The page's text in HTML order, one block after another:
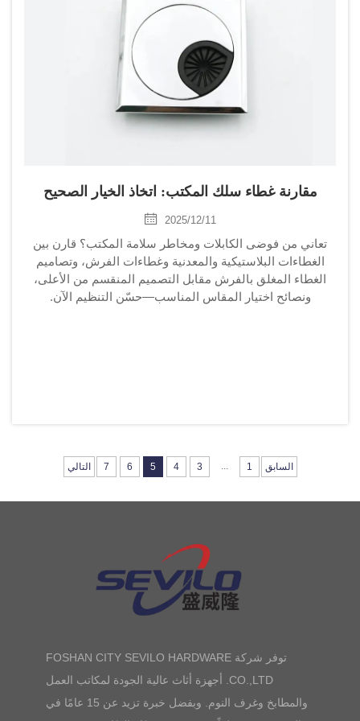
مقارنة غطاء سلك المكتب: اتخاذ الخيار الصحيح
2025/12/11
تعاني من فوضى الكابلات ومخاطر سلامة المكتب؟ قارن بين
الغطاءات البلاستيكية والمعدنية وغطاءات الفرش، وتصاميم
الغطاء المغلق بالفرش مقابل التصميم المنقسم من الأعلى،
ونصائح اختيار المقاس المناسب—حسّن التنظيم الآن.
السابق 1
...
3
4
5
6
7 التالي
توفر شركة FOSHAN CITY SEVILO HARDWARE
CO.,LTD. أجهزة أثاث عالية الجودة لمكاتب العمل
والمطابخ وغرف النوم. وبفضل خبرة تزيد عن 15 عامًا في